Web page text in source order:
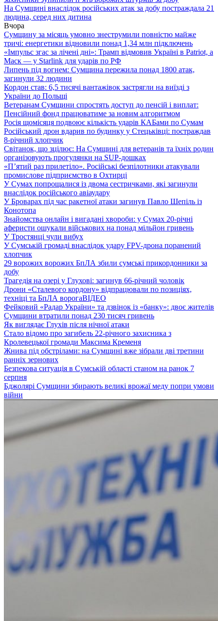
На Сумщині внаслідок російських атак за добу постраждала 21
людина, серед них дитина
Вчора
Сумщину за місяць умовно знеструмили повністю майже
тричі: енергетики відновили понад 1,34 млн підключень
«Імпульс згас за лічені дні»: Трамп відмовив Україні в Patriot, а
Маск — у Starlink для ударів по РФ
Липень під вогнем: Сумщина пережила понад 1800 атак,
загинули 32 людини
Кордон став: 6,5 тисячі вантажівок застрягли на виїзді з
України до Польщі
Ветеранам Сумщини спростять доступ до пенсій і виплат:
Пенсійний фонд працюватиме за новим алгоритмом
Росія щомісяця подвоює кількість ударів КАБами по Сумам
Російський дрон вдарив по будинку у Стецьківці: постраждав
8-річний хлопчик
Світанок, що зцілює: На Сумщині для ветеранів та їхніх родин
організовують прогулянки на SUP-дошках
«П’ятий раз прилетіло». Російські безпілотники атакували
промислове підприємство в Охтирці
У Сумах попрощалися із двома сестричками, які загинули
внаслідок російського авіаудару
У Броварах під час ракетної атаки загинув Павло Шепіль із
Конотопа
Знайомства онлайн і вигадані хвороби: у Сумах 20-річні
аферисти ошукали військових на понад мільйон гривень
У Тростянці чули вибух
У Сумській громаді внаслідок удару FPV-дрона поранений
хлопчик
29 ворожих ворожих БпЛА збили сумські прикордонники за
добу
Трагедія на озері у Глухові: загинув 66-річний чоловік
Дрони «Сталевого кордону» відпрацювали по позиціях,
техніці та БпЛА ворогаВІДЕО
Фейковий «Радар України» та дзвінок із «банку»: двоє жителів
Сумщини втратили понад 230 тисяч гривень
Як виглядає Глухів після нічної атаки
Стало відомо про загибель 22-річного захисника з
Кролевецької громади Максима Кременя
Жнива під обстрілами: на Сумщині вже зібрали дві третини
ранніх зернових
Безпекова ситуація в Сумській області станом на ранок 7
серпня
Бджолярі Сумщини збирають великі врожаї меду попри умови
війни